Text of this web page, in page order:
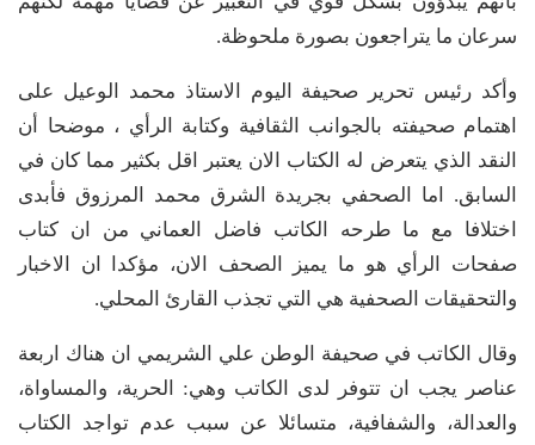
سرعان ما يتراجعون بصورة ملحوظة.
وأكد رئيس تحرير صحيفة اليوم الاستاذ محمد الوعيل على
اهتمام صحيفته بالجوانب الثقافية وكتابة الرأي ، موضحا أن
النقد الذي يتعرض له الكتاب الان يعتبر اقل بكثير مما كان في
السابق. اما الصحفي بجريدة الشرق محمد المرزوق فأبدى
اختلافا مع ما طرحه الكاتب فاضل العماني من ان كتاب
صفحات الرأي هو ما يميز الصحف الان، مؤكدا ان الاخبار
والتحقيقات الصحفية هي التي تجذب القارئ المحلي.
وقال الكاتب في صحيفة الوطن علي الشريمي ان هناك اربعة
عناصر يجب ان تتوفر لدى الكاتب وهي: الحرية، والمساواة،
والعدالة، والشفافية، متسائلا عن سبب عدم تواجد الكتاب